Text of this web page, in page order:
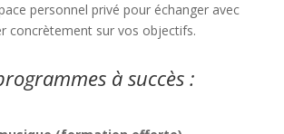
personnel privé pour échanger avec
concrètement sur vos objectifs.
à succès :